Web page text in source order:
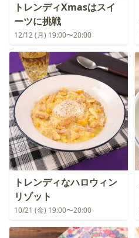
トレンディXmasはスイ
ーツに挑戦
12/12 (月) 19:00〜20:00
トレンディなハロウィン
リゾット
10/21 (金) 19:00〜20:00